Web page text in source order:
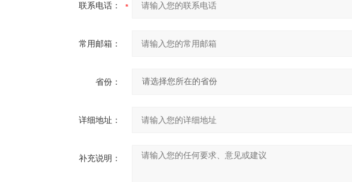
联系电话：
常用邮箱：
省份：
详细地址：
补充说明：